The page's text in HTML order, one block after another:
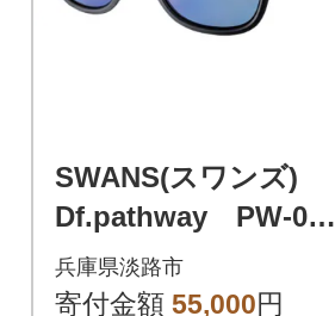
SWANS(スワンズ)
Df.pathway PW-016
7 MBK ay07025
兵庫県淡路市
寄付金額 55,000円